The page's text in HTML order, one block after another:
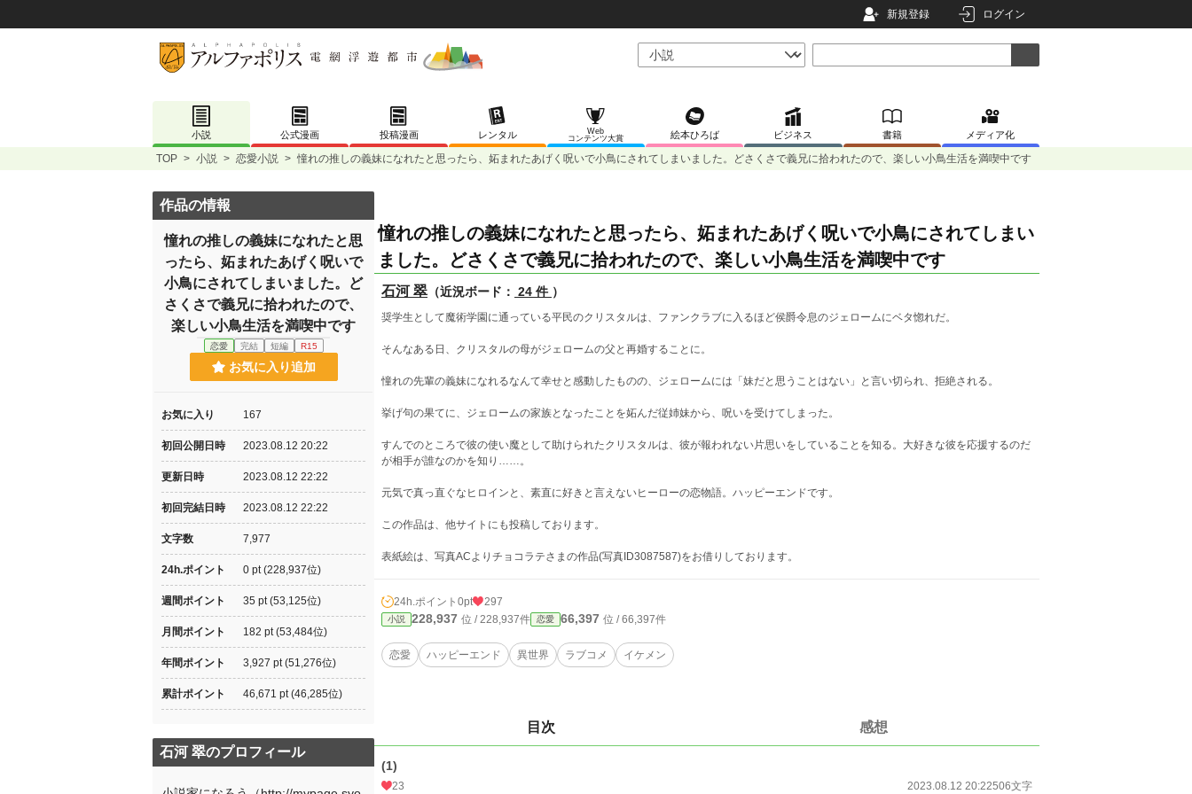
新規登録 ログイン
小説 公式漫画 投稿漫画 レンタル
Web
コンテンツ大賞
絵本ひろば ビジネス 書籍 メディア化
TOP > 小説 > 恋愛小説 > 憧れの推しの義妹になれたと思ったら、妬まれたあげく呪いで小鳥にされてしまいました。どさくさで義兄に拾われたので、楽しい小鳥生活を満喫中です
憧れの推しの義妹になれたと思ったら、妬まれたあげく呪いで小鳥にされてしまい
ました。どさくさで義兄に拾われたので、楽しい小鳥生活を満喫中です
石河 翠 （近況ボード： 24 件 ）
奨学生として魔術学園に通っている平民のクリスタルは、ファンクラブに入るほど侯爵令息のジェロームにベタ惚れだ。
そんなある日、クリスタルの母がジェロームの父と再婚することに。
憧れの先輩の義妹になれるなんて幸せと感動したものの、ジェロームには「妹だと思うことはない」と言い切られ、拒絶される。
挙げ句の果てに、ジェロームの家族となったことを妬んだ従姉妹から、呪いを受けてしまった。
すんでのところで彼の使い魔として助けられたクリスタルは、彼が報われない片思いをしていることを知る。大好きな彼を応援するのだ
が相手が誰なのかを知り……。
元気で真っ直ぐなヒロインと、素直に好きと言えないヒーローの恋物語。ハッピーエンドです。
この作品は、他サイトにも投稿しております。
表紙絵は、写真ACよりチョコラテさまの作品(写真ID3087587)をお借りしております。
24h.ポイント 0pt 297
小説 228,937 位 / 228,937件 恋愛 66,397 位 / 66,397件
恋愛 ハッピーエンド 異世界 ラブコメ イケメン
目次 感想
(1)
23 2023.08.12 20:22506文字
作品の情報
憧れの推しの義妹になれたと思
ったら、妬まれたあげく呪いで
小鳥にされてしまいました。ど
さくさで義兄に拾われたので、
楽しい小鳥生活を満喫中です
恋愛 完結 短編 R15
お気に入り追加
お気に入り 167
初回公開日時 2023.08.12 20:22
更新日時 2023.08.12 22:22
初回完結日時 2023.08.12 22:22
文字数 7,977
24h.ポイント 0 pt (228,937位)
週間ポイント 35 pt (53,125位)
月間ポイント 182 pt (53,484位)
年間ポイント 3,927 pt (51,276位)
累計ポイント 46,671 pt (46,285位)
石河 翠のプロフィール